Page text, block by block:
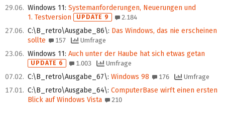
29.06. Windows 11: Systemanforderungen, Neuerungen und
1. Testversion
UPDATE 9 2.184
27.06. C:\B_retro\Ausgabe_86\: Das Windows, das nie erscheinen
sollte
157 Umfrage
23.06. Windows 11: Auch unter der Haube hat sich etwas getan
UPDATE 6 1.003 Umfrage
07.02. C:\B_retro\Ausgabe_67\: Windows 98 176 Umfrage
17.01. C:\B_retro\Ausgabe_64\: ComputerBase wirft einen ersten
Blick auf Windows Vista
210